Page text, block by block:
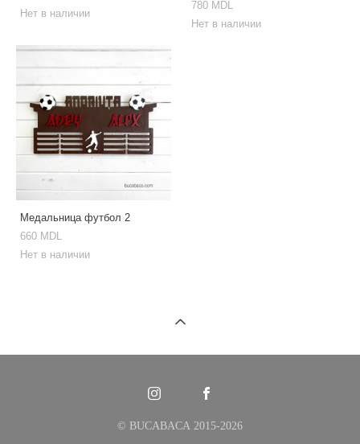
Нет в наличии
780 MDL
Нет в наличии
Медальница футбол 2
660 MDL
Нет в наличии
© BUCABACA 2015-2026